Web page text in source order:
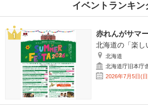
イベントランキン
赤れんがサマ
北海道の「楽し
北海道
北海道庁旧本庁
2026年7月5日(